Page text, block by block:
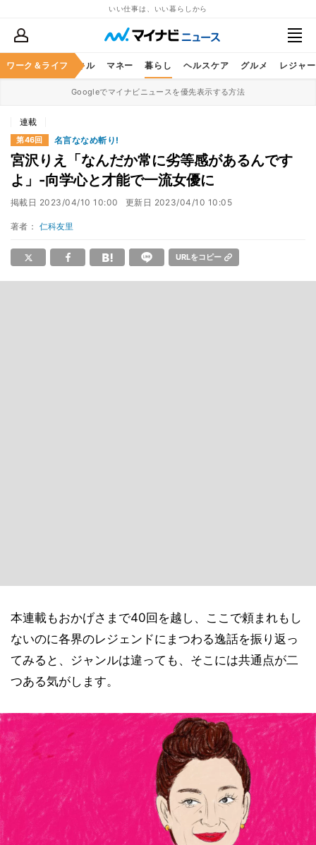
いい仕事は、いい暮らしから
ワーク＆ライフ
ア ビジネススキル マネー 暮らし ヘルスケア グルメ レジャー
Googleでマイナビニュースを優先表示する方法
連載
第46回 名言ななめ斬り!
宮沢りえ「なんだか常に劣等感があるんです
よ」-向学心と才能で一流女優に
掲載日 2023/04/10 10:00 更新日 2023/04/10 10:05
著者： 仁科友里
URLをコピー
本連載もおかげさまで40回を越し、ここで頼まれもし
ないのに各界のレジェンドにまつわる逸話を振り返っ
てみると、ジャンルは違っても、そこには共通点が二
つある気がします。